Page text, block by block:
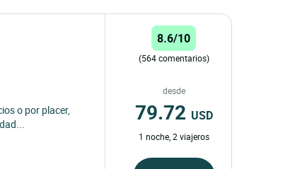
o por placer,
8.6/10
(564 comentarios)
desde
79.72 USD
1 noche, 2 viajeros